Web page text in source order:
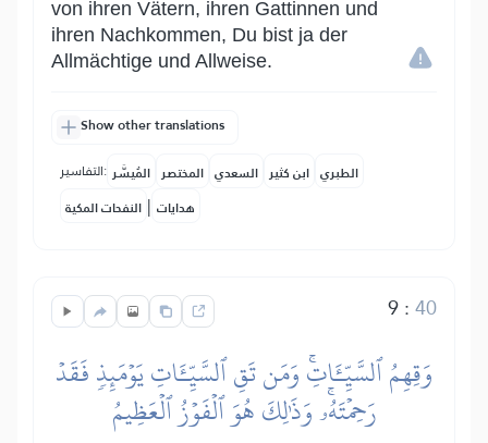
von ihren Vätern, ihren Gattinnen und
ihren Nachkommen, Du bist ja der
Allmächtige und Allweise.
Show other translations
التفاسير: المُيسَّر المختصر السعدي ابن كثير الطبري
النفحات المكية | هدايات
9:40
وَقِهِمُ ٱلسَّيِّـَٔاتِۚ وَمَن تَقِ ٱلسَّيِّـَٔاتِ يَوۡمَئِذٖ فَقَدۡ
رَحِمۡتَهُۥۚ وَذَٰلِكَ هُوَ ٱلۡفَوۡزُ ٱلۡعَظِيمُ